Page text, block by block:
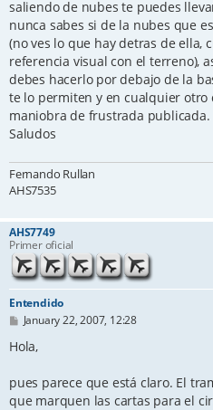
saliendo de nubes te puedes
nunca sabes si de la nubes que
(no ves lo que hay detras de ella,
referencia visual con el terreno),
debes hacerlo por debajo de la
te lo permiten y en cualquier otro
maniobra de frustrada publicada.
Saludos
Fernando Rullan
AHS7535
AHS7749
Primer oficial
Entendido
P
s
January 22, 2007, 12:28
Hola,
pues parece que está claro. El
que marquen las cartas para el